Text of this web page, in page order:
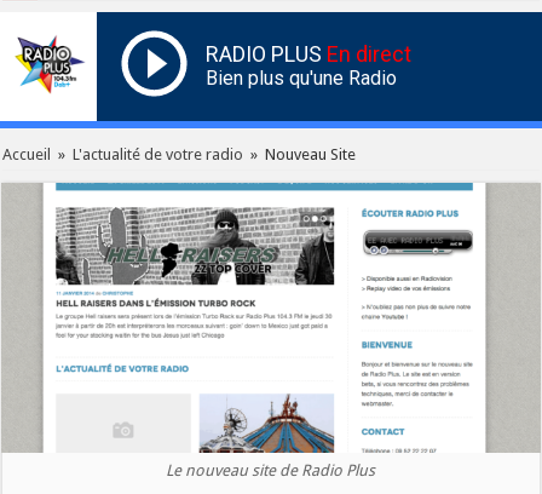
RADIO PLUS En direct
Bien plus qu'une Radio
Accueil » L'actualité de votre radio » Nouveau Site
Le nouveau site de Radio Plus